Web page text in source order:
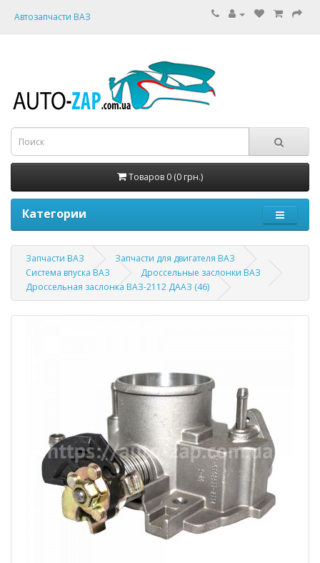
Автозапчасти ВАЗ
Товаров 0 (0 грн.)
Категории
Запчасти ВАЗ
Запчасти для двигателя ВАЗ
Система впуска ВАЗ
Дроссельные заслонки ВАЗ
Дроссельная заслонка ВАЗ-2112 ДААЗ (46)